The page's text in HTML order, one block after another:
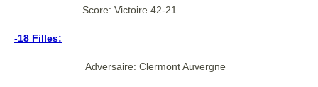
Score: Victoire 42-21
-18 Filles:
Adversaire: Clermont Auvergne